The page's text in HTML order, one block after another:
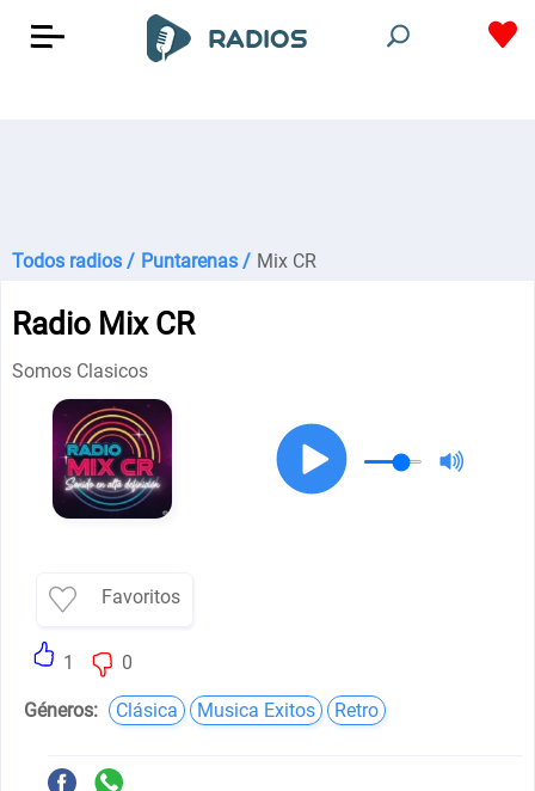
Todos radios / Puntarenas / Mix CR
Radio Mix CR
Somos Clasicos
Favoritos
1 0
Géneros: Clásica Musica Exitos Retro